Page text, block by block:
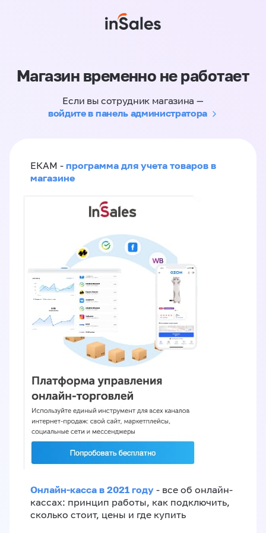
Магазин временно не работает
Если вы сотрудник магазина —
войдите в панель администратора
ЕКАМ - программа для учета товаров в
магазине
Онлайн-касса в 2021 году - все об онлайн-
кассах: принцип работы, как подключить,
сколько стоит, цены и где купить